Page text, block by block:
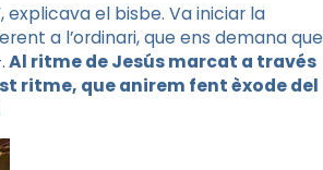
explicava el bisbe. Va iniciar la
a l’ordinari, que ens demana que
Al ritme de Jesús marcat a través
ritme, que anirem fent èxode del